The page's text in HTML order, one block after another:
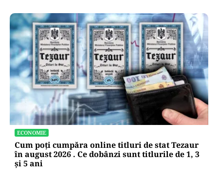
ECONOMIE
Cum poți cumpăra online titluri de stat Tezaur
în august 2026 . Ce dobânzi sunt titlurile de 1, 3
și 5 ani